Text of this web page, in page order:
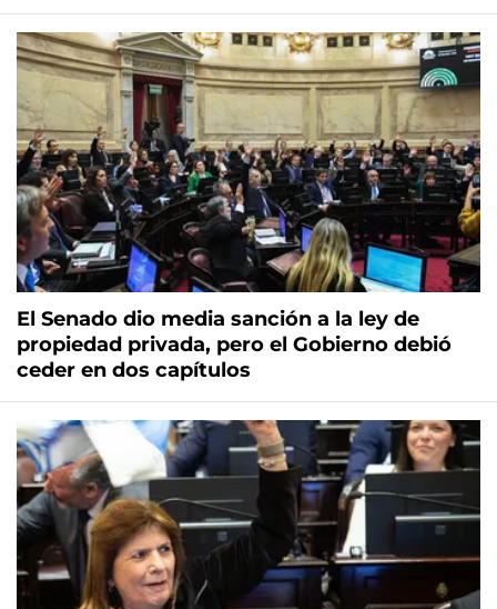
El Senado dio media sanción a la ley de
propiedad privada, pero el Gobierno debió
ceder en dos capítulos